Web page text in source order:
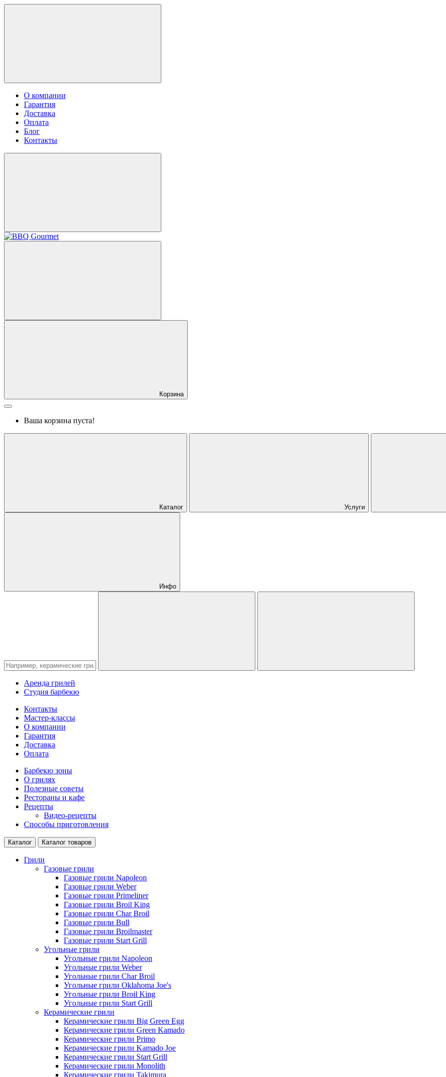
О компании
Гарантия
Доставка
Оплата
Блог
Контакты
Корзина
Ваша корзина пуста!
Каталог Услуги
Инфо
Аренда грилей
Студия барбекю
Контакты
Мастер-классы
О компании
Гарантия
Доставка
Оплата
Барбекю зоны
О грилях
Полезные советы
Рестораны и кафе
Рецепты
Видео-рецепты
Способы приготовления
Каталог Каталог товаров
Грили
Газовые грили
Газовые грили Napoleon
Газовые грили Weber
Газовые грили Primeliner
Газовые грили Broil King
Газовые грили Char Broil
Газовые грили Bull
Газовые грили Broilmaster
Газовые грили Start Grill
Угольные грили
Угольные грили Napoleon
Угольные грили Weber
Угольные грили Char Broil
Угольные грили Oklahoma Joe's
Угольные грили Broil King
Угольные грили Start Grill
Керамические грили
Керамические грили Big Green Egg
Керамические грили Green Kamado
Керамические грили Primo
Керамические грили Kamado Joe
Керамические грили Start Grill
Керамические грили Monolith
Керамические грили Takimura